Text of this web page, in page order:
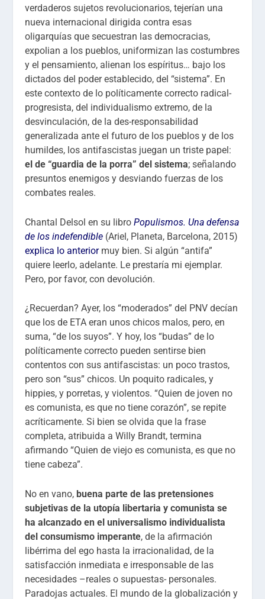
verdaderos sujetos revolucionarios, tejerían una
nueva internacional dirigida contra esas
oligarquías que secuestran las democracias,
expolian a los pueblos, uniformizan las costumbres
y el pensamiento, alienan los espíritus… bajo los
dictados del poder establecido, del “sistema”. En
este contexto de lo políticamente correcto radical-
progresista, del individualismo extremo, de la
desvinculación, de la des-responsabilidad
generalizada ante el futuro de los pueblos y de los
humildes, los antifascistas juegan un triste papel:
el de “guardia de la porra” del sistema; señalando
presuntos enemigos y desviando fuerzas de los
combates reales.
Chantal Delsol en su libroPopulismos. Una defensa
de los indefendible (Ariel, Planeta, Barcelona, 2015)
explica lo anteriormuy bien. Si algún “antifa”
quiere leerlo, adelante. Le prestaría mi ejemplar.
Pero, por favor, con devolución.
¿Recuerdan? Ayer, los “moderados” del PNV decían
que los de ETA eran unos chicos malos, pero, en
suma, “de los suyos”. Y hoy, los “budas” de lo
políticamente correcto pueden sentirse bien
contentos con sus antifascistas: un poco trastos,
pero son “sus” chicos. Un poquito radicales, y
hippies, y porretas, y violentos. “Quien de joven no
es comunista, es que no tiene corazón”, se repite
acríticamente. Si bien se olvida que la frase
completa, atribuida a Willy Brandt, termina
afirmando “Quien de viejo es comunista, es que no
tiene cabeza”.
No en vano,buena parte de las pretensiones
subjetivas de la utopía libertaria y comunista se
ha alcanzado en el universalismo individualista
del consumismo imperante, de la afirmación
libérrima del ego hasta la irracionalidad, de la
satisfacción inmediata e irresponsable de las
necesidades –reales o supuestas- personales.
Paradojas actuales. El mundo de la globalización y